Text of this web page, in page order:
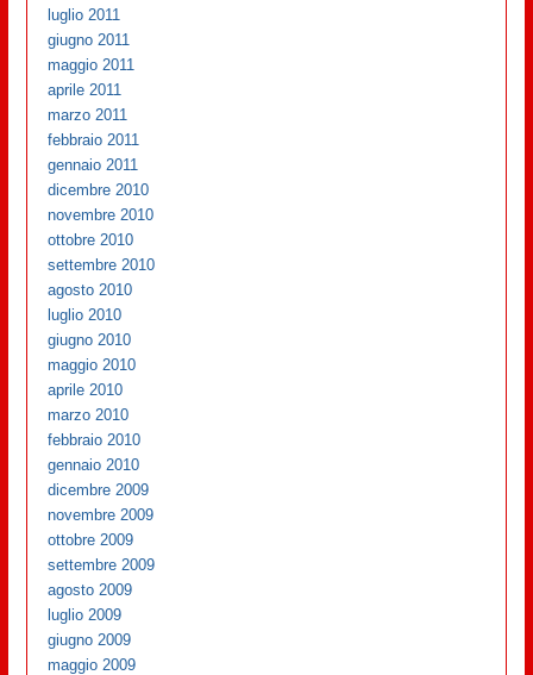
luglio 2011
giugno 2011
maggio 2011
aprile 2011
marzo 2011
febbraio 2011
gennaio 2011
dicembre 2010
novembre 2010
ottobre 2010
settembre 2010
agosto 2010
luglio 2010
giugno 2010
maggio 2010
aprile 2010
marzo 2010
febbraio 2010
gennaio 2010
dicembre 2009
novembre 2009
ottobre 2009
settembre 2009
agosto 2009
luglio 2009
giugno 2009
maggio 2009